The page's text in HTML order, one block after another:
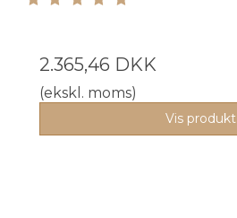
2.365,46 DKK
(ekskl. moms)
Vis produkt